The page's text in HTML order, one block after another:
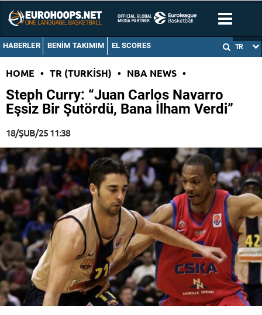
HABERLER BENIM TAKIMIM EL SCORES TR
HOME • TR (TURKISH) • NBA NEWS •
Steph Curry: “Juan Carlos Navarro
Eşsiz Bir Şutördü, Bana İlham Verdi”
18/ŞUB/25 11:38